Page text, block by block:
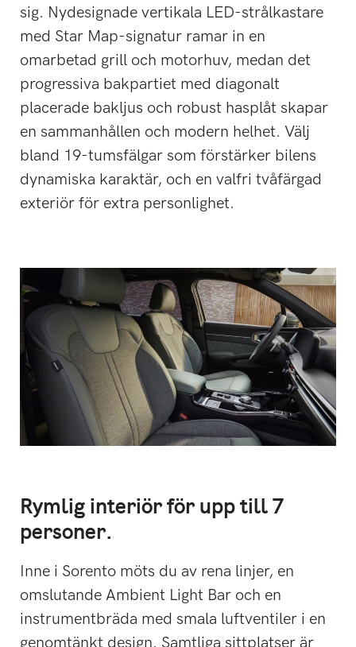
sig. Nydesignade vertikala LED-strålkastare
med Star Map-signatur ramar in en
omarbetad grill och motorhuv, medan det
progressiva bakpartiet med diagonalt
placerade bakljus och robust hasplåt skapar
en sammanhållen och modern helhet. Välj
bland 19-tumsfälgar som förstärker bilens
dynamiska karaktär, och en valfri tvåfärgad
exteriör för extra personlighet.
Rymlig interiör för upp till 7
personer.
Inne i Sorento möts du av rena linjer, en
omslutande Ambient Light Bar och en
instrumentbräda med smala luftventiler i en
genomtänkt design. Samtliga sittplatser är